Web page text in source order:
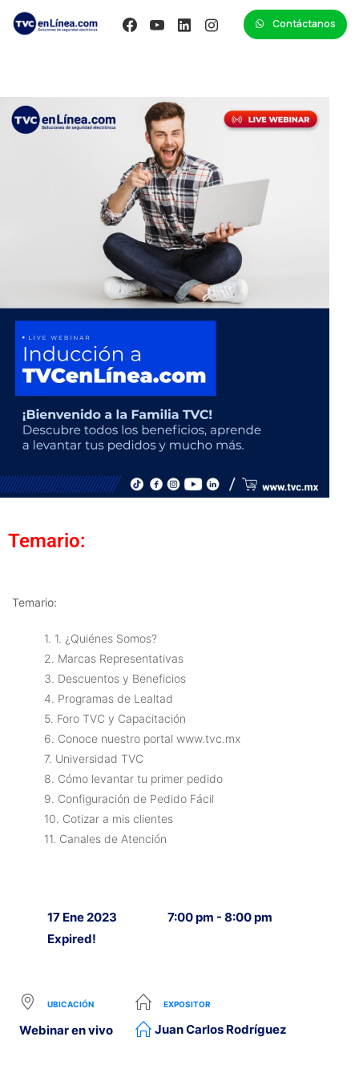
Contáctanos
Temario:
Temario:
1. 1. ¿Quiénes Somos?
2. Marcas Representativas
3. Descuentos y Beneficios
4. Programas de Lealtad
5. Foro TVC y Capacitación
6. Conoce nuestro portal www.tvc.mx
7. Universidad TVC
8. Cómo levantar tu primer pedido
9. Configuración de Pedido Fácil
10. Cotizar a mis clientes
11. Canales de Atención
17 Ene 2023
Expired!
7:00 pm - 8:00 pm
UBICACIÓN
Webinar en vivo
EXPOSITOR
Juan Carlos Rodríguez